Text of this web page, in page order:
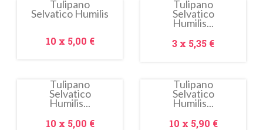
Tulipano
Selvatico Humilis
Prezzo
10 x 5,00 €
Tulipano
Selvatico
Humilis...
Prezzo
3 x 5,35 €
Tulipano
Selvatico
Humilis...
Prezzo
10 x 5,00 €
Tulipano
Selvatico
Humilis...
Prezzo
10 x 5,90 €